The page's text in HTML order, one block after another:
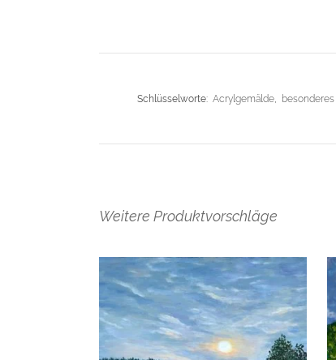
Schlüsselworte: Acrylgemälde,
Weitere Produktvorschläge